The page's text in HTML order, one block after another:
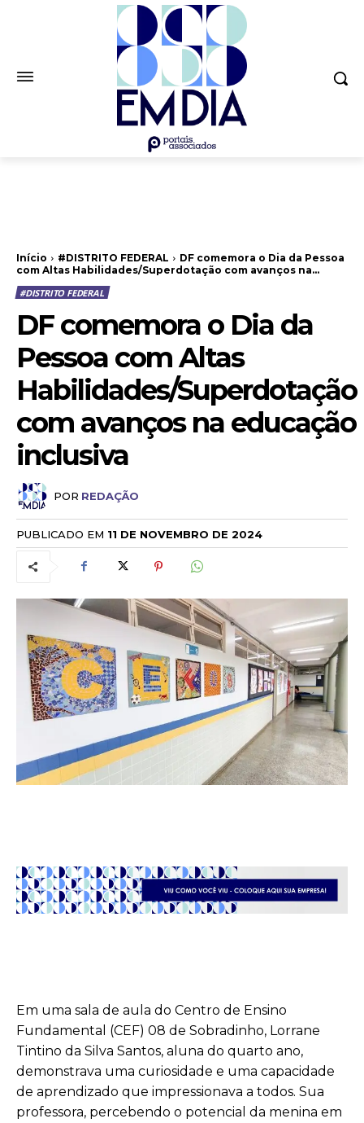
Início #DISTRITO FEDERAL
DF comemora o Dia da Pessoa
com Altas Habilidades/Superdotação com avanços na...
#DISTRITO FEDERAL
DF comemora o Dia da
Pessoa com Altas
Habilidades/Superdotação
com avanços na educação
inclusiva
POR REDAÇÃO
PUBLICADO EM 11 DE NOVEMBRO DE 2024
Em uma sala de aula do Centro de Ensino
Fundamental (CEF) 08 de Sobradinho, Lorrane
Tintino da Silva Santos, aluna do quarto ano,
demonstrava uma curiosidade e uma capacidade
de aprendizado que impressionava a todos. Sua
professora, percebendo o potencial da menina em